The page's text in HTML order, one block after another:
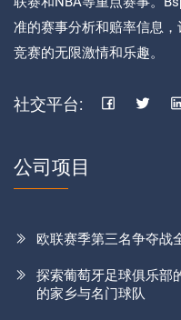
准的赛事分析和赔率信息
竞赛的无限激情和乐趣。
社交平台:
公司项目
欧联赛季第三名争夺战
探索葡萄牙足球俱乐部
的家乡与名门球队